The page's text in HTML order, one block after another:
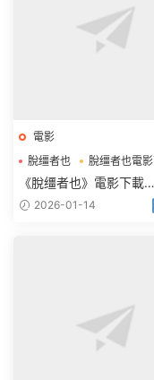
電影
脫缰者也
脫缰者也電
《脫缰者也》電影下載
1080p.HD國語中字
2026-01-14